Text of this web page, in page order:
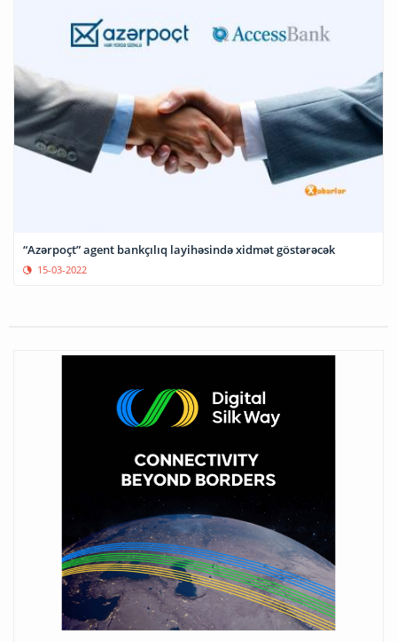
“Azərpoçt” agent bankçılıq layihəsində xidmət göstərəcək
15-03-2022